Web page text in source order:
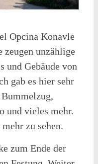
Opcina Konavle
unzählige
und Gebäude von
gab es hier sehr
und vieles mehr.
zu sehen.
zum Ende der